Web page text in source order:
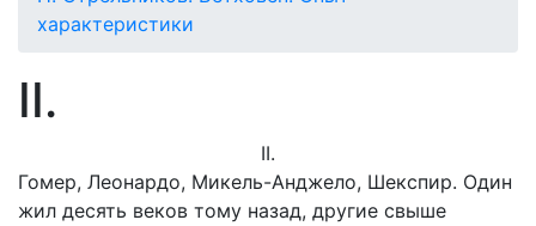
характеристики
II.
II.
Гомер, Леонардо, Микель-Анджело, Шекспир. Один
жил десять веков тому назад, другие свыше